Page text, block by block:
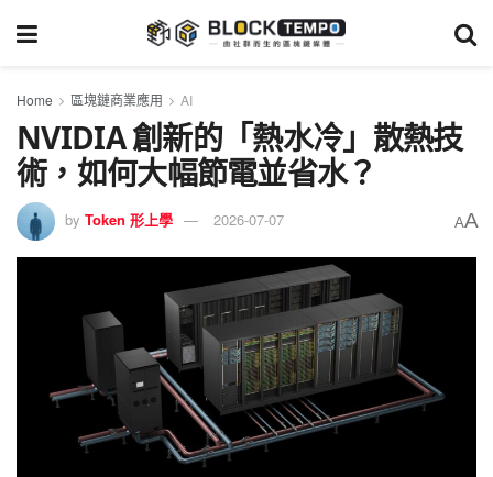
Home 區塊鏈商業應用 AI
NVIDIA 創新的「熱水冷」散熱技
術，如何大幅節電並省水？
by Token 形上學 2026-07-07 AA